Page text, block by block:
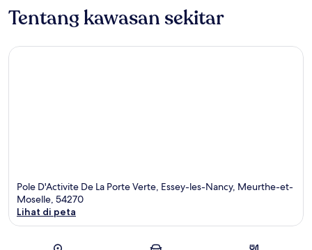
Tentang kawasan sekitar
Pole D'Activite De La Porte Verte, Essey-les-Nancy, Meurthe-et-
Moselle, 54270
Lihat di peta